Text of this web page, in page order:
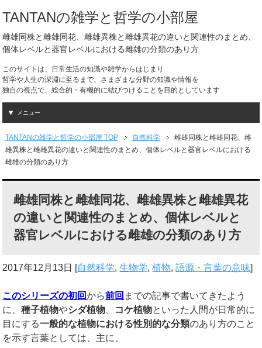
TANTANの雑学と哲学の小部屋
雌雄同株と雌雄同花、雌雄異株と雌雄異花の違いと関連性のまとめ、
個体レベルと器官レベルにおける雌雄の分類のあり方
このサイトは、日常生活の知識や雑学からはじまり
哲学や人生の深淵に至るまで、さまざまな分野の知識や情報を
独自の視点で、総合的・有機的に結びつけることを目的としています
メニュー
TANTANの雑学と哲学の小部屋 TOP 自然科学
雌雄同株と雌雄同花、雌
雄異株と雌雄異花の違いと関連性のまとめ、個体レベルと器官レベルにおける
雌雄の分類のあり方
雌雄同株と雌雄同花、雌雄異株と雌雄異花
の違いと関連性のまとめ、個体レベルと
器官レベルにおける雌雄の分類のあり方
2017年12月13日 [自然科学,生物学,植物,語源・言葉の意味]
このシリーズの初回から前回 までの記事で書いてきたよう
に、種子植物やシダ植物 コケ植物といった人間が日常的に
目にする一般的な植物における性別的な分類のあり方のこと
を示す言葉としては、主に、